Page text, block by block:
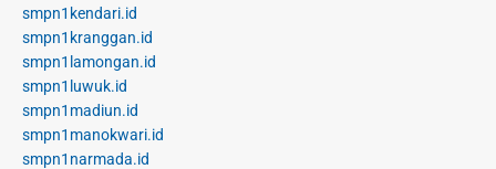
smpn1kendari.id
smpn1kranggan.id
smpn1lamongan.id
smpn1luwuk.id
smpn1madiun.id
smpn1manokwari.id
smpn1narmada.id